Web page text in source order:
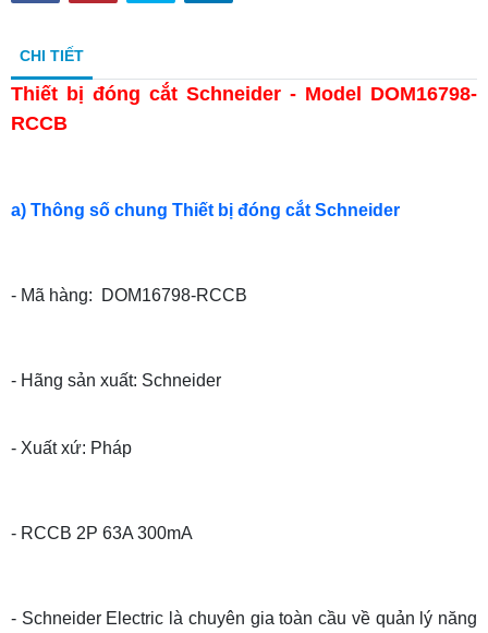
CHI TIẾT
Thiết bị đóng cắt Schneider - Model DOM16798-
RCCB
a) Thông số chung Thiết bị đóng cắt Schneider
- Mã hàng: DOM16798-RCCB
- Hãng sản xuất: Schneider
- Xuất xứ: Pháp
- RCCB 2P 63A 300mA
- Schneider Electric là chuyên gia toàn cầu về quản lý năng